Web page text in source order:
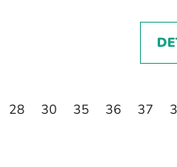
28 30 35 36 37